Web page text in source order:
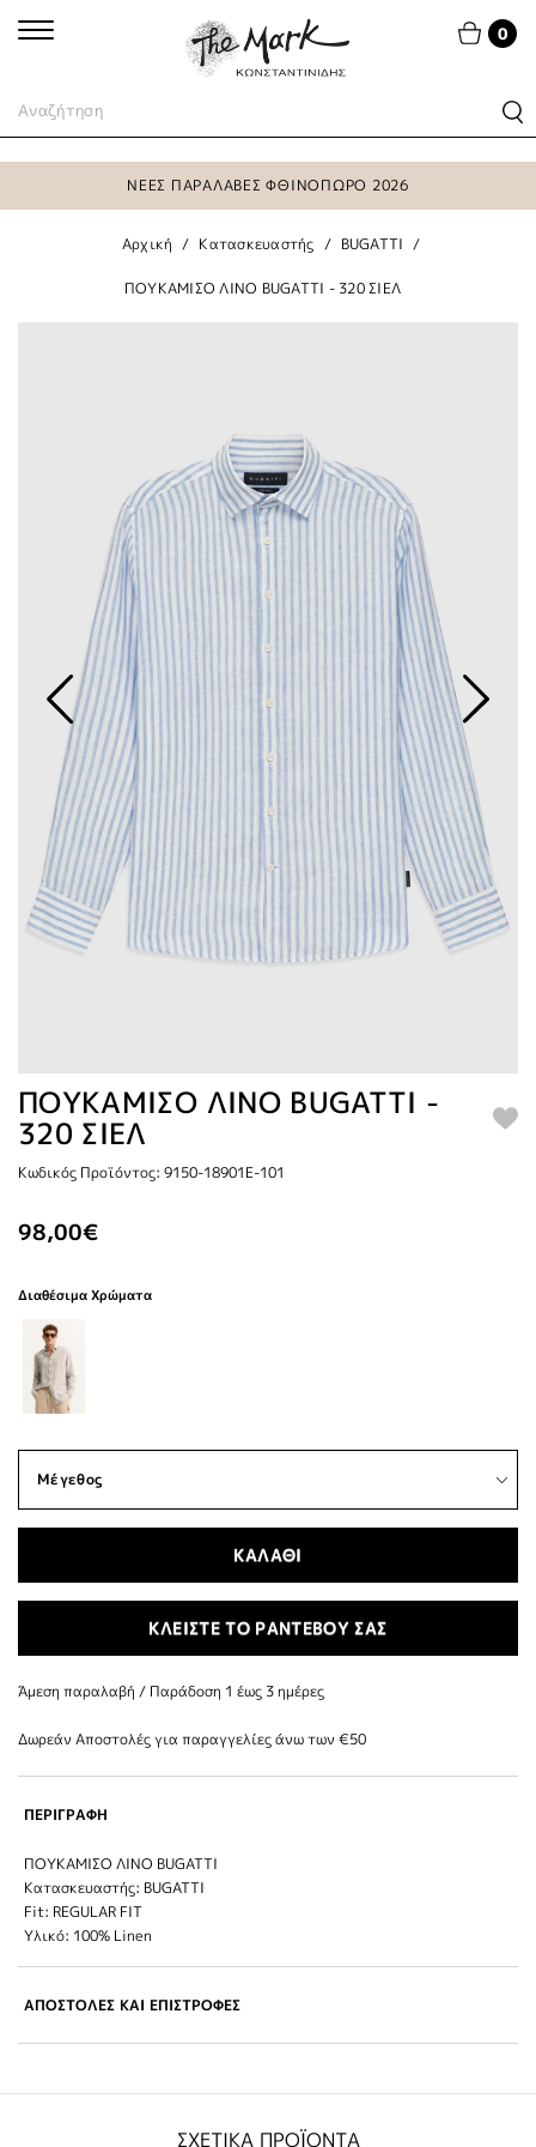
0
ΝΕΕΣ ΠΑΡΑΛΑΒΕΣ ΦΘΙΝΟΠΩΡΟ 2026
Αρχική Κατασκευαστής BUGATTI
ΠΟΥΚΑΜΙΣΟ ΛΙΝΟ BUGATTI - 320 ΣΙΕΛ
ΠΟΥΚΑΜΙΣΟ ΛΙΝΟ BUGATTI -
320 ΣΙΕΛ
Κωδικός Προϊόντος: 9150-18901E-101
98,00€
Διαθέσιμα Χρώματα
ΚΑΛΑΘΙ
ΚΛΕΙΣΤΕ ΤΟ ΡΑΝΤΕΒΟΥ ΣΑΣ
Άμεση παραλαβή / Παράδoση 1 έως 3 ημέρες
Δωρεάν Αποστολές για παραγγελίες άνω των €50
ΠΕΡΙΓΡΑΦΗ
ΠΟΥΚΑΜΙΣΟ ΛΙΝΟ BUGATTI
Κατασκευαστής: BUGATTI
Fit: REGULAR FIT
Υλικό: 100% Linen
ΑΠΟΣΤΟΛΕΣ ΚΑΙ ΕΠΙΣΤΡΟΦΕΣ
ΣΧΕΤΙΚΑ ΠΡΟΪΟΝΤΑ